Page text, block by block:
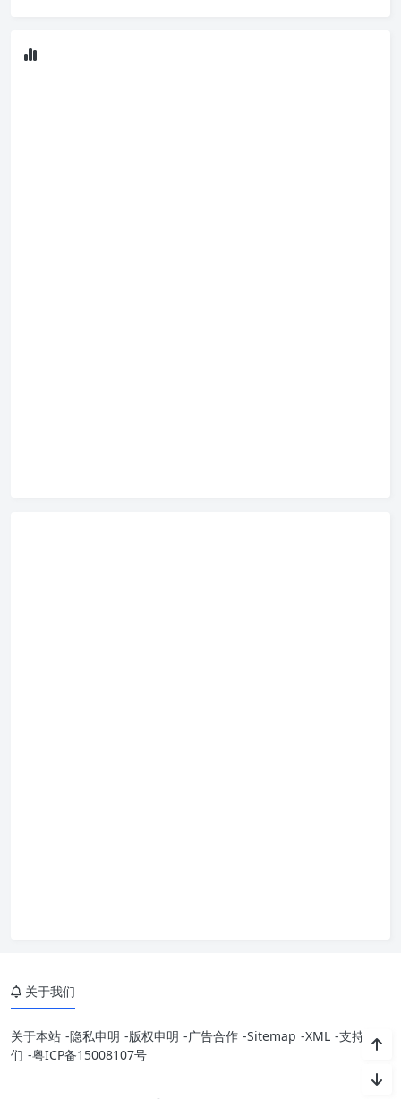
关于我们
关于本站 -隐私申明 -版权申明 -广告合作 -Sitemap -XML -支持我
们 -粤ICP备15008107号